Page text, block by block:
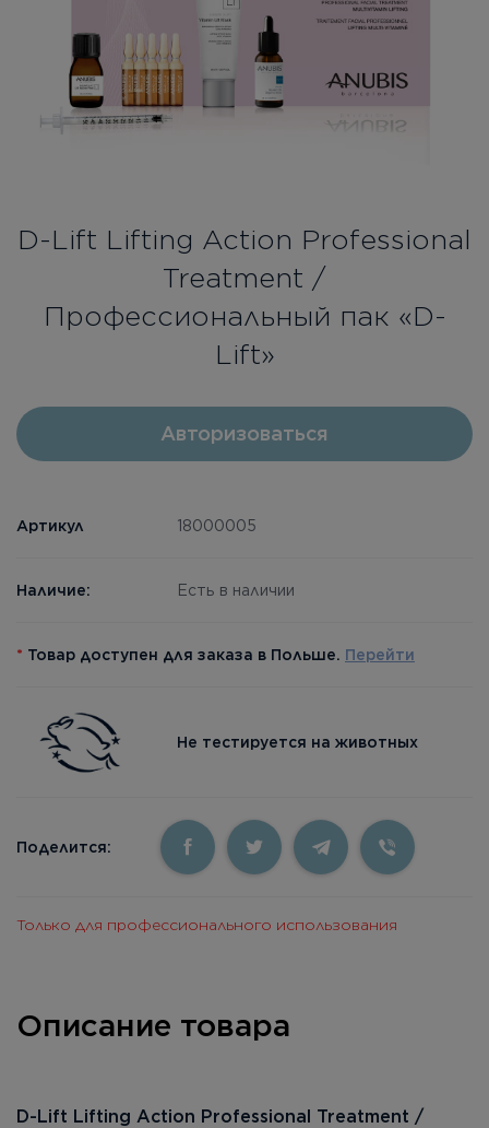
Бесплатная консультация
Вход/Регистрация
UA
D-Lift Lifting Action Professional
Treatment /
Профессиональный пак «D-
Lift»
Авторизоваться
Артикул 18000005
Наличие: Есть в наличии
* Товар доступен для заказа в Польше. Перейти
Не тестируется на животных
Поделится:
Только для профессионального использования
Описание товара
D-Lift Lifting Action Professional Treatment /